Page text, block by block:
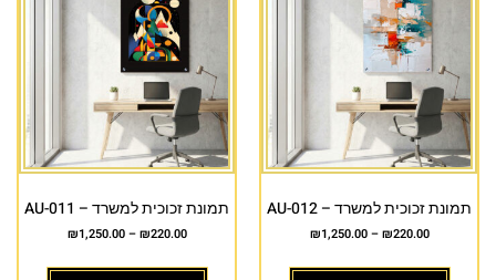
תמונת זכוכית למשרד – AU-012
₪220.00
–
₪1,250.00
תמונת זכוכית למשרד – AU-011
₪220.00
–
₪1,250.00